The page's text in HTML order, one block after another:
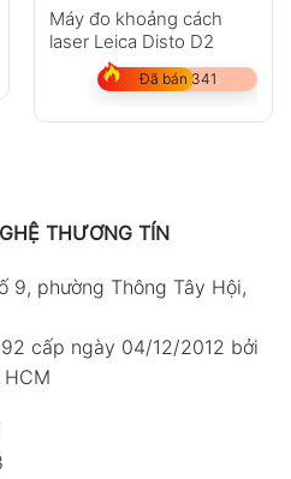
Máy đo khoảng cách
laser Leica Disto D2
Đã bán 341
THƯƠNG TÍN
9, phường Thông Tây Hội,
cấp ngày 04/12/2012 bởi
HCM